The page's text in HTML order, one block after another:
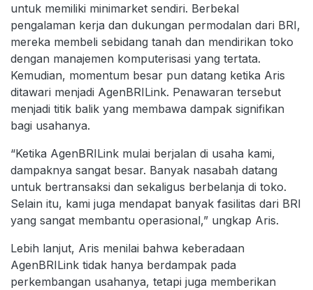
untuk memiliki minimarket sendiri. Berbekal
pengalaman kerja dan dukungan permodalan dari BRI,
mereka membeli sebidang tanah dan mendirikan toko
dengan manajemen komputerisasi yang tertata.
Kemudian, momentum besar pun datang ketika Aris
ditawari menjadi AgenBRILink. Penawaran tersebut
menjadi titik balik yang membawa dampak signifikan
bagi usahanya.
“Ketika AgenBRILink mulai berjalan di usaha kami,
dampaknya sangat besar. Banyak nasabah datang
untuk bertransaksi dan sekaligus berbelanja di toko.
Selain itu, kami juga mendapat banyak fasilitas dari BRI
yang sangat membantu operasional,” ungkap Aris.
Lebih lanjut, Aris menilai bahwa keberadaan
AgenBRILink tidak hanya berdampak pada
perkembangan usahanya, tetapi juga memberikan